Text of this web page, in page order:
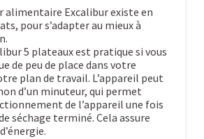
alimentaire Excalibur existe en
pour s’adapter au mieux à
5 plateaux est pratique si vous
de peu de place dans votre
plan de travail. L’appareil peut
d’un minuteur, qui permet
de l’appareil une fois
séchage terminé. Cela assure